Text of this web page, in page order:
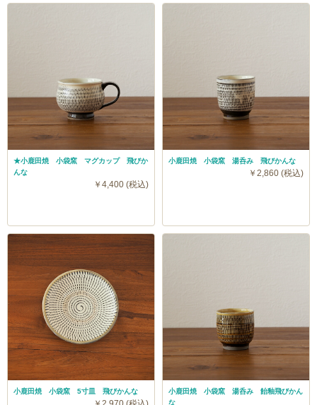
★小鹿田焼 小袋窯 マグカップ 飛びか
んな
￥4,400 (税込)
小鹿田焼 小袋窯 湯呑み 飛びかんな
￥2,860 (税込)
小鹿田焼 小袋窯 5寸皿 飛びかんな
小鹿田焼 小袋窯 湯呑み 飴釉飛びかん
な